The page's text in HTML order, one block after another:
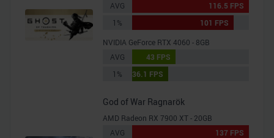
AVG
116.5 FPS
1%
101 FPS
NVIDIA GeForce RTX 4060 - 8GB
AVG
43 FPS
1%
36.1 FPS
God of War Ragnarök
AMD Radeon RX 7900 XT - 20GB
AVG
137 FPS